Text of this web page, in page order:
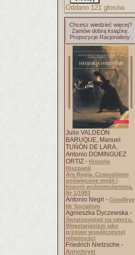
Oddano 121 głosów.
Chcesz wiedzieć więcej?
Zamów dobrą książkę.
Propozycje Racjonalisty:
Julio VALDEÓN
BARUQUE, Manuel
TUŃÓN DE LARA,
Antonio DOMINGUEZ
ORTIZ - Historia
Hiszpanii
Ars Regia. Czasopismo
poświęcone myśli i
historii wolnomularstwa.
Nr 1/1993
Antonio Negri - Goodbye
Mr Socialism
Agnieszka Dyczewska -
Światopogląd na talerzu.
Wegetarianizm jako
przejaw współczesnej
religijności
Friedrich Nietzsche -
Antychryst